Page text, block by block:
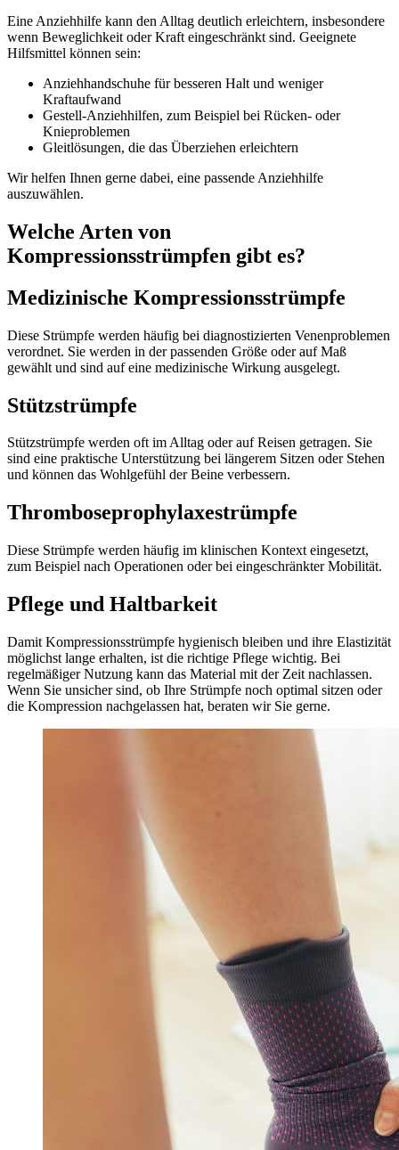
Eine Anziehhilfe kann den Alltag deutlich erleichtern, insbesondere
wenn Beweglichkeit oder Kraft eingeschränkt sind. Geeignete
Hilfsmittel können sein:
Anziehhandschuhe für besseren Halt und weniger
Kraftaufwand
Gestell-Anziehhilfen, zum Beispiel bei Rücken- oder
Knieproblemen
Gleitlösungen, die das Überziehen erleichtern
Wir helfen Ihnen gerne dabei, eine passende Anziehhilfe
auszuwählen.
Welche Arten von
Kompressionsstrümpfen gibt es?
Medizinische Kompressionsstrümpfe
Diese Strümpfe werden häufig bei diagnostizierten Venenproblemen
verordnet. Sie werden in der passenden Größe oder auf Maß
gewählt und sind auf eine medizinische Wirkung ausgelegt.
Stützstrümpfe
Stützstrümpfe werden oft im Alltag oder auf Reisen getragen. Sie
sind eine praktische Unterstützung bei längerem Sitzen oder Stehen
und können das Wohlgefühl der Beine verbessern.
Thromboseprophylaxestrümpfe
Diese Strümpfe werden häufig im klinischen Kontext eingesetzt,
zum Beispiel nach Operationen oder bei eingeschränkter Mobilität.
Pflege und Haltbarkeit
Damit Kompressionsstrümpfe hygienisch bleiben und ihre Elastizität
möglichst lange erhalten, ist die richtige Pflege wichtig. Bei
regelmäßiger Nutzung kann das Material mit der Zeit nachlassen.
Wenn Sie unsicher sind, ob Ihre Strümpfe noch optimal sitzen oder
die Kompression nachgelassen hat, beraten wir Sie gerne.